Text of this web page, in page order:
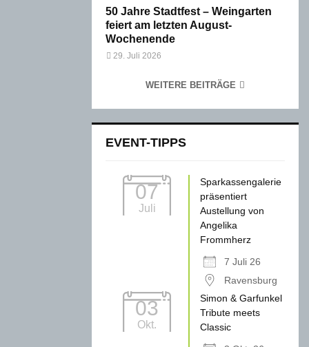
50 Jahre Stadtfest – Weingarten
feiert am letzten August-
Wochenende
29. Juli 2026
WEITERE BEITRÄGE
EVENT-TIPPS
07
Juli
Sparkassengalerie
präsentiert
Austellung von
Angelika
Frommherz
7 Juli 26
Ravensburg
03
Okt.
Simon & Garfunkel
Tribute meets
Classic